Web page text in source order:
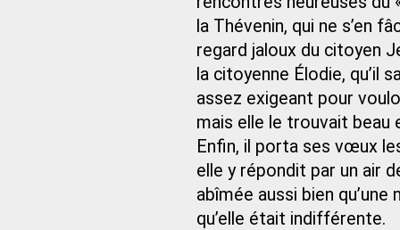
la Thévenin, qui ne s’en
regard jaloux du citoyen
la citoyenne Élodie, qu’il
assez exigeant pour
mais elle le trouvait beau
Enfin, il porta ses vœux
elle y répondit par un air
abîmée aussi bien
qu’elle était indifférente.